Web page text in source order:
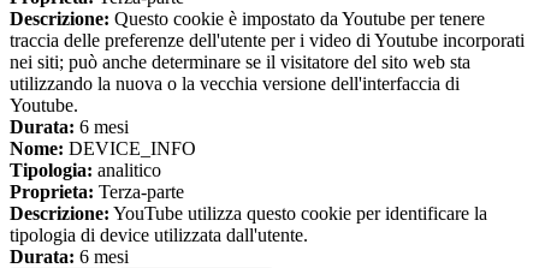
Descrizione: Questo cookie è impostato da Youtube per tenere
traccia delle preferenze dell'utente per i video di Youtube incorporati
nei siti; può anche determinare se il visitatore del sito web sta
utilizzando la nuova o la vecchia versione dell'interfaccia di
Youtube.
Durata: 6 mesi
Nome: DEVICE_INFO
Tipologia: analitico
Proprieta: Terza-parte
Descrizione: YouTube utilizza questo cookie per identificare la
tipologia di device utilizzata dall'utente.
Durata: 6 mesi